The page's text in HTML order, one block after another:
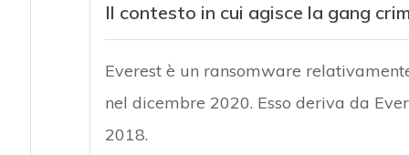
Il contesto in cui agisce la gang
Everest è un ransomware
nel dicembre 2020. Esso deriva da
2018.